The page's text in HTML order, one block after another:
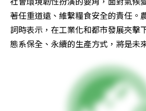
著任重道遠、維繫糧食安全的責任。
詞時表示，在工業化和都市發展夾擊
態系保全、永續的生產方式，將是未